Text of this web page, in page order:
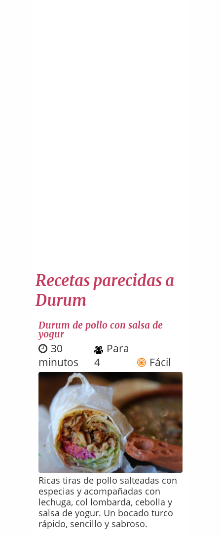
Recetas parecidas a
Durum
Durum de pollo con salsa de
yogur
30
minutos
Para
4
Fácil
Ricas tiras de pollo salteadas con
especias y acompañadas con
lechuga, col lombarda, cebolla y
salsa de yogur. Un bocado turco
rápido, sencillo y sabroso.